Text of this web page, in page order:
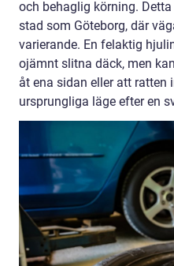
och behaglig körning.
stad som Göteborg, där
varierande. En felaktig
ojämnt slitna däck, men
åt ena sidan eller att ratten
ursprungliga läge efter en